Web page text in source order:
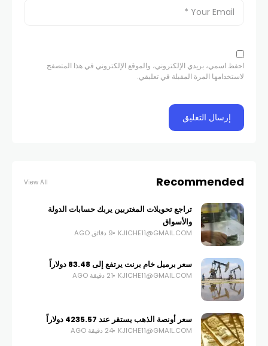
احفظ اسمي، بريدي الإلكتروني، والموقع الإلكتروني في هذا المتصفح
لاستخدامها المرة المقبلة في تعليقي.
Recommended
View All
تراجع تحويلات المغتربين يربك حسابات الدولة
والأسواق
KJICHE11@GMAIL.COM 9 دقائق AGO
سعر برميل خام برنت يرتفع إلى 83.48 دولاراً
KJICHE11@GMAIL.COM 21 دقيقة AGO
سعر أونصة الذهب يستقر عند 4235.57 دولاراً
KJICHE11@GMAIL.COM 24 دقيقة AGO